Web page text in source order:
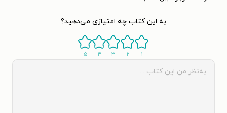
به این کتاب چه امتیازی می‌دهید؟
۱ ۲ ۳ ۴ ۵